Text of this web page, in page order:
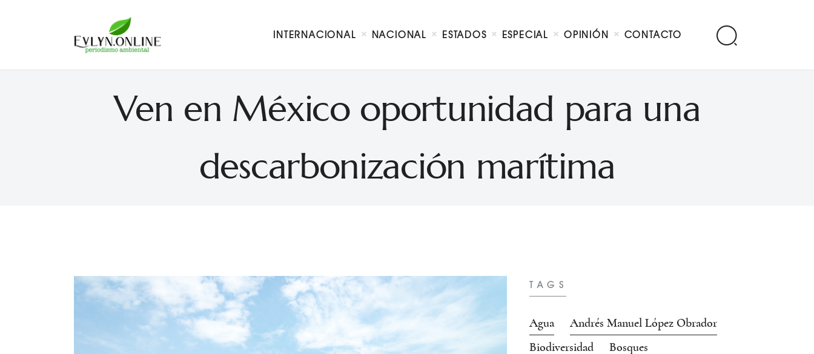
INTERNACIONAL NACIONAL ESTADOS ESPECIAL OPINIÓN CONTACTO
Ven en México oportunidad para una
descarbonización marítima
Evlyn Online
Periodismo para autogobernarse
Nacional
Especial
Contacto
TAGS
Agua
Andrés Manuel López Obrador
Biodiversidad
Bosques